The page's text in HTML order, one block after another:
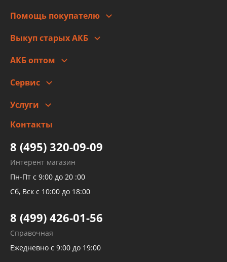
Правовая информация
Помощь покупателю
Оплата
Гарантии и возврат
Выкуп старых АКБ
АКБ оптом
Сервис
Заправка кондиционера авто
Детейлинг
Услуги
высокого давления
Тормозных трубок
Рукавов гидроусилителей
Рукавов компрессоров и турбин
Трубок кондиционеров
Развертка пайка медных стальных
алюминиевых трубок и штуцеров
Контакты
8 (495) 320-09-09
Интерент магазин
Пн-Пт с 9:00 до 20 :00
Сб, Вск с 10:00 до 18:00
8 (499) 426-01-56
Справочная
Ежедневно с 9:00 до 19:00